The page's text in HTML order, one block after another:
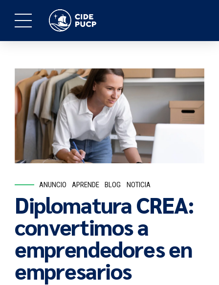
ANUNCIO APRENDE BLOG NOTICIA
Diplomatura CREA:
convertimos a
emprendedores en
empresarios